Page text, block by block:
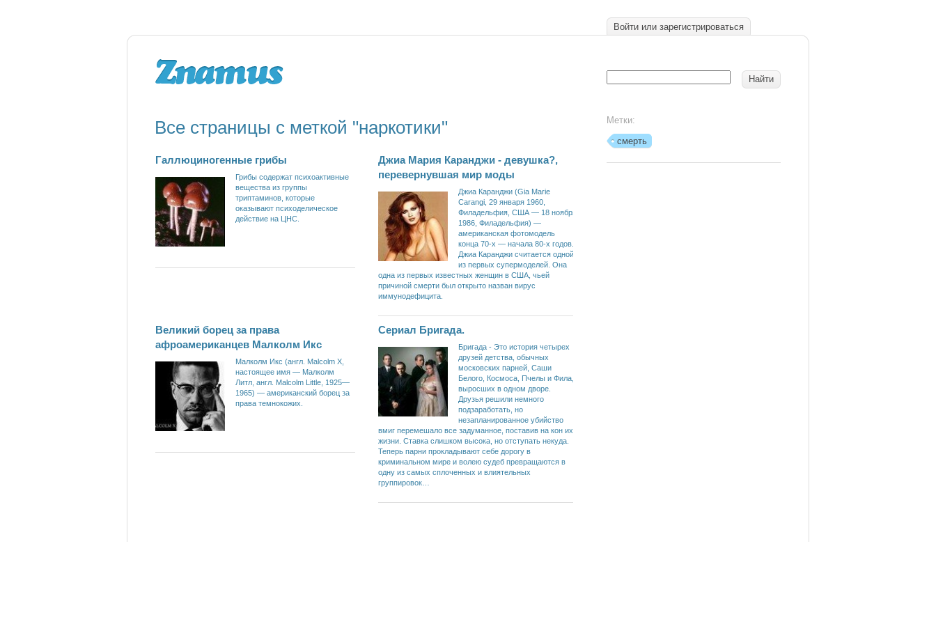
Войти или зарегистрироваться
Все страницы с меткой "наркотики"
Галлюциногенные грибы
Грибы содержат психоактивные
вещества из группы
триптаминов, которые
оказывают психоделическое
действие на ЦНС.
Джиа Мария Каранджи - девушка?,
перевернувшая мир моды
Джиа Каранджи (Gia Marie
Carangi, 29 января 1960,
Филадельфия, США — 18 ноября
1986, Филадельфия) —
американская фотомодель
конца 70-х — начала 80-х годов.
Джиа Каранджи считается одной
из первых супермоделей. Она
одна из первых известных женщин в США, чьей
причиной смерти был открыто назван вирус
иммунодефицита.
Великий борец за права
афроамериканцев Малколм Икс
Малколм Икс (англ. Malcolm X,
настоящее имя — Малколм
Литл, англ. Malcolm Little, 1925—
1965) — американский борец за
права темнокожих.
Сериал Бригада.
Бригада - Это история четырех
друзей детства, обычных
московских парней, Саши
Белого, Космоса, Пчелы и Фила,
выросших в одном дворе.
Друзья решили немного
подзаработать, но
незапланированное убийство
вмиг перемешало все задуманное, поставив на кон их
жизни. Ставка слишком высока, но отступать некуда.
Теперь парни прокладывают себе дорогу в
криминальном мире и волею судеб превращаются в
одну из самых сплоченных и влиятельных
группировок…
Метки:
смерть